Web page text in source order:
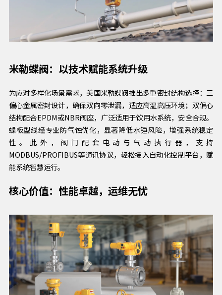
米勒蝶阀：以技术赋能系统升级
为应对多样化场景需求，美国米勒蝶阀推出多重密封结构选择：三
偏心金属密封设计，确保双向零泄漏，适应高温高压环境；双偏心
结构配合EPDM或NBR阀座，广泛适用于饮用水系统，安全合规。
蝶板型线经专业防气蚀优化，显著降低水锤风险，增强系统稳定
性。此外，阀门配套电动与气动执行器，支持
MODBUS/PROFIBUS等通讯协议，轻松接入自动化控制平台，赋
能系统智慧运行。
核心价值：性能卓越，运维无忧